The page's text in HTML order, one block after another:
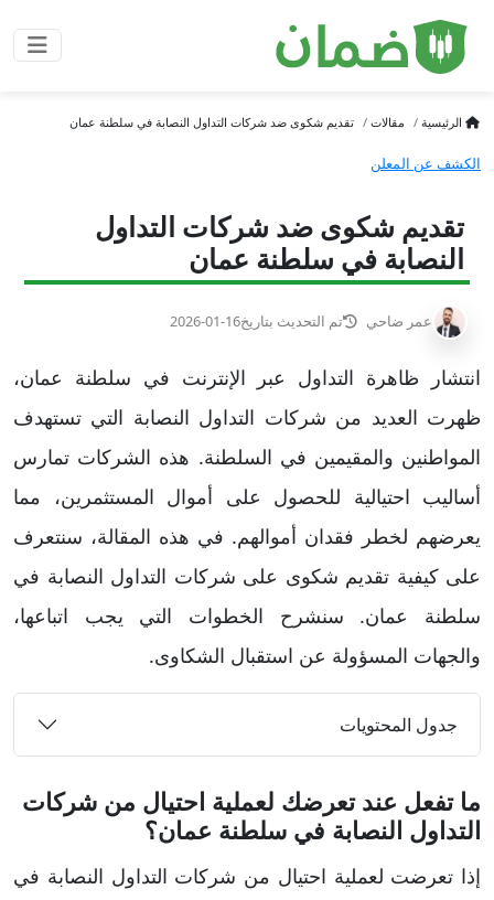
الرئيسية مقالات تقديم شكوى ضد شركات التداول النصابة في سلطنة عمان
الكشف عن المعلن
تقديم شكوى ضد شركات التداول
النصابة في سلطنة عمان
عمر ضاحي تم التحديث بتاريخ2026-01-16
انتشار ظاهرة التداول عبر الإنترنت في سلطنة عمان،
ظهرت العديد من شركات التداول النصابة التي تستهدف
المواطنين والمقيمين في السلطنة. هذه الشركات تمارس
أساليب احتيالية للحصول على أموال المستثمرين، مما
يعرضهم لخطر فقدان أموالهم. في هذه المقالة، سنتعرف
على كيفية تقديم شكوى على شركات التداول النصابة في
سلطنة عمان. سنشرح الخطوات التي يجب اتباعها،
والجهات المسؤولة عن استقبال الشكاوى.
جدول المحتويات
ما تفعل عند تعرضك لعملية احتيال من شركات
التداول النصابة في سلطنة عمان؟
إذا تعرضت لعملية احتيال من شركات التداول النصابة في